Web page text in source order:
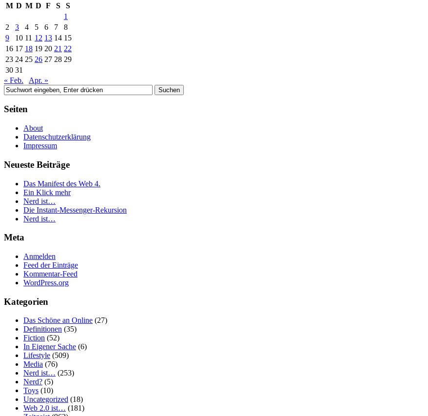
M D M D F S
S
1
2
3 4 5 6 7
8
9
10 11 12 13 14 15
16 17 18 19 20 21 22
23 24 25 26 27 28 29
30 31
« Feb.
Apr. »
Seiten
About
Datenschutzerklärung
Impressum
Neueste Beiträge
Das Manifest des Web 4.
Ein Klick mehr
Nerd ist…
Die Instant-Messenger-Rekursion
Nerd ist…
Meta
Anmelden
Feed der Einträge
Kommentar-Feed
WordPress.org
Kategorien
Das Schöne an Online (27)
Definitionen (35)
Fiction (52)
In Eigener Sache (6)
Lifestyle (509)
Media (76)
Nerd ist… (253)
Nerd? (5)
Toys (10)
Uncategorized (18)
Web 2.0 ist… (181)